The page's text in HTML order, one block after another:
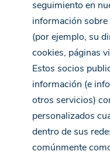
seguimiento en
información
(por ejemplo, su
cookies, páginas
Estos socios
información (e
otros servicios)
personalizados
dentro de sus
comúnmente